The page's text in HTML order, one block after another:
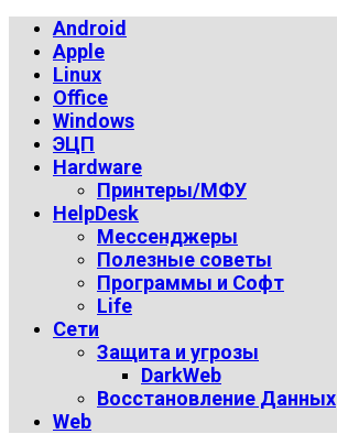
Android
Apple
Linux
Office
Windows
ЭЦП
Hardware
Принтеры/МФУ
HelpDesk
Мессенджеры
Полезные советы
Программы и Софт
Life
Сети
Защита и угрозы
DarkWeb
Восстановление Данных
Web